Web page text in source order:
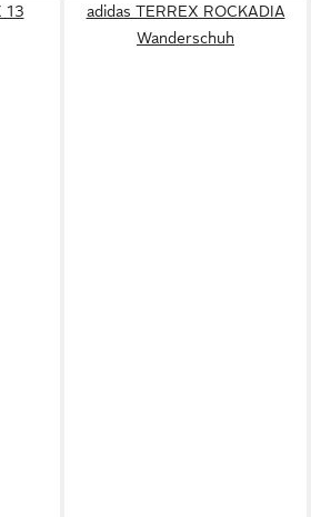
13
adidas TERREX ROCKADIA
Wanderschuh